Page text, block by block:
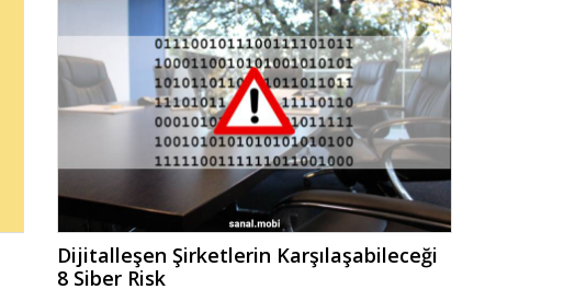
Dijitalleşen Şirketlerin Karşılaşabileceği
8 Siber Risk